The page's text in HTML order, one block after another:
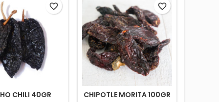
CHILI 40GR
favorite_border
CHIPOTLE MORITA 100GR
favorite_border